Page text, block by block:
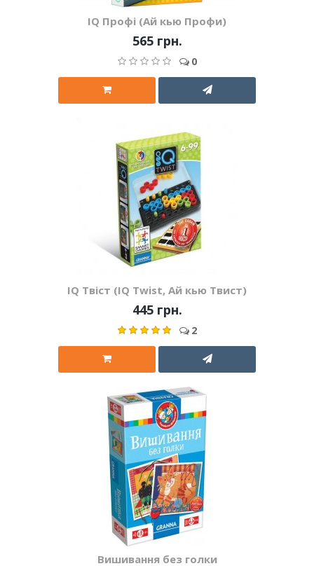
IQ Профі (Ай кью Профи)
565 грн.
0
IQ Твіст (IQ Twist, Ай кью Твист)
445 грн.
2
Вишивання без голки